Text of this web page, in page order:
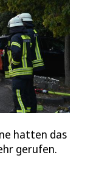
hatten das
gerufen.